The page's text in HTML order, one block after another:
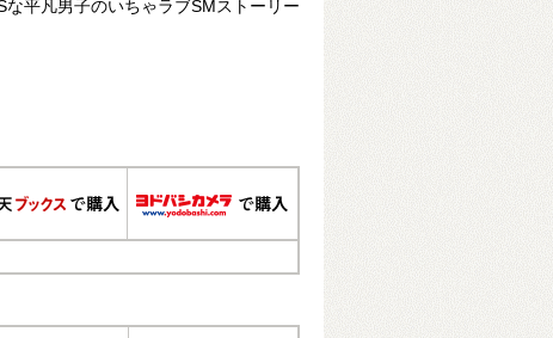
平凡男子のいちゃラブSMストーリー